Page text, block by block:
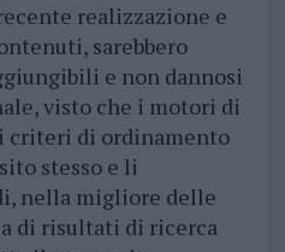
realizzazione e
sarebbero
e non dannosi
visto che i motori di
criteri di ordinamento
stesso e li
nella migliore delle
di risultati di ricerca